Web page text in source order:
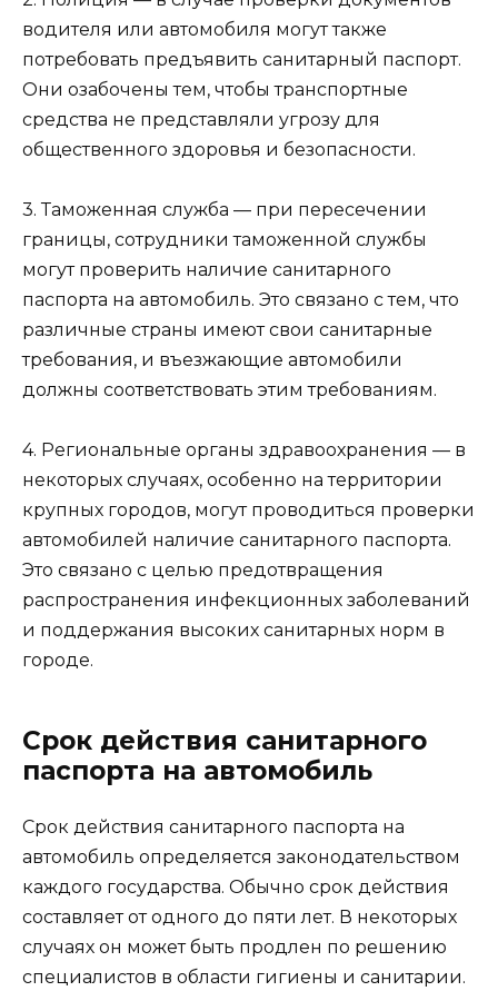
водителя или автомобиля могут также
потребовать предъявить санитарный паспорт.
Они озабочены тем, чтобы транспортные
средства не представляли угрозу для
общественного здоровья и безопасности.
3. Таможенная служба — при пересечении
границы, сотрудники таможенной службы
могут проверить наличие санитарного
паспорта на автомобиль. Это связано с тем, что
различные страны имеют свои санитарные
требования, и въезжающие автомобили
должны соответствовать этим требованиям.
4. Региональные органы здравоохранения — в
некоторых случаях, особенно на территории
крупных городов, могут проводиться проверки
автомобилей наличие санитарного паспорта.
Это связано с целью предотвращения
распространения инфекционных заболеваний
и поддержания высоких санитарных норм в
городе.
Срок действия санитарного
паспорта на автомобиль
Срок действия санитарного паспорта на
автомобиль определяется законодательством
каждого государства. Обычно срок действия
составляет от одного до пяти лет. В некоторых
случаях он может быть продлен по решению
специалистов в области гигиены и санитарии.